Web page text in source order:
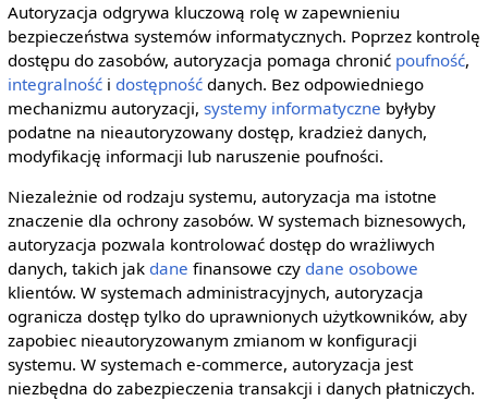
Autoryzacja odgrywa kluczową rolę w zapewnieniu
bezpieczeństwa systemów informatycznych. Poprzez kontrolę
dostępu do zasobów, autoryzacja pomaga chronić poufność,
integralnośći dostępnośćdanych. Bez odpowiedniego
mechanizmu autoryzacji, systemy informatyczne byłyby
podatne na nieautoryzowany dostęp, kradzież danych,
modyfikację informacji lub naruszenie poufności.
Niezależnie od rodzaju systemu, autoryzacja ma istotne
znaczenie dla ochrony zasobów. W systemach biznesowych,
autoryzacja pozwala kontrolować dostęp do wrażliwych
danych, takich jak dane finansowe czy dane osobowe
klientów. W systemach administracyjnych, autoryzacja
ogranicza dostęp tylko do uprawnionych użytkowników, aby
zapobiec nieautoryzowanym zmianom w konfiguracji
systemu. W systemach e-commerce, autoryzacja jest
niezbędna do zabezpieczenia transakcji i danych płatniczych.